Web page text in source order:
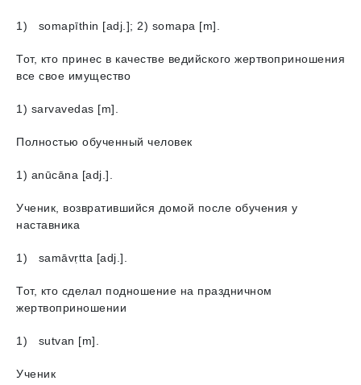
1) somapīthin [adj.]; 2) somapа [m].
Тот, кто принес в качестве ведийского жертвоприношения
все свое имущество
1) sarvavedаs [m].
Полностью обученный человек
1) anūcāna [adj.].
Ученик, возвратившийся домой после обучения у
наставника
1) samāvṛtta [adj.].
Тот, кто сделал подношение на праздничном
жертвоприношении
1) sutvan [m].
Ученик